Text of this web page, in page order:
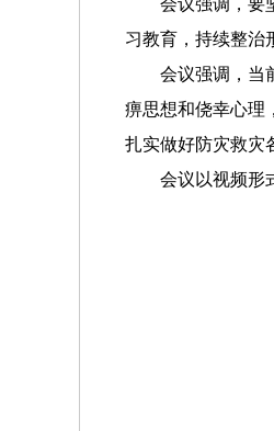
会议强调，要坚
习教育，持续整治
会议强调，当前
痹思想和侥幸心理
扎实做好防灾救灾
会议以视频形式